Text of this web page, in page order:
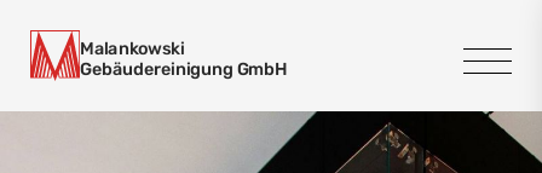
Malankowski
Gebäudereinigung GmbH